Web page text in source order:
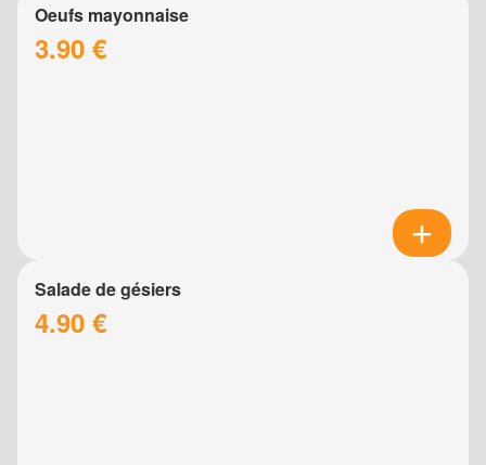
Oeufs mayonnaise
3.90 €
Salade de gésiers
4.90 €